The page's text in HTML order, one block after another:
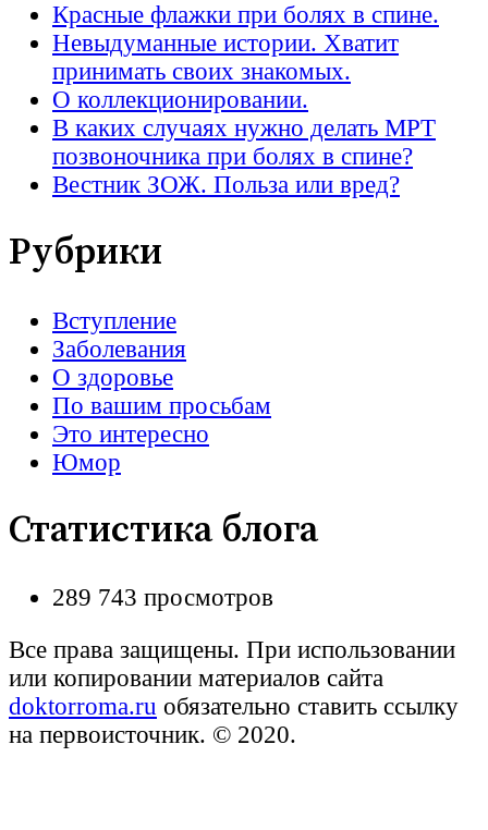
Красные флажки при болях в спине.
Невыдуманные истории. Хватит
принимать своих знакомых.
О коллекционировании.
В каких случаях нужно делать МРТ
позвоночника при болях в спине?
Вестник ЗОЖ. Польза или вред?
Рубрики
Вступление
Заболевания
О здоровье
По вашим просьбам
Это интересно
Юмор
Статистика блога
289 743 просмотров
Все права защищены. При использовании
или копировании материалов сайта
doktorroma.ru обязательно ставить ссылку
на первоисточник. © 2020.